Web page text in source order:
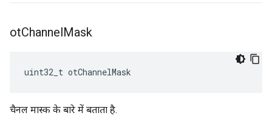
otChannelMask
uint32_t otChannelMask
चैनल मास्क के बारे में बताता है.